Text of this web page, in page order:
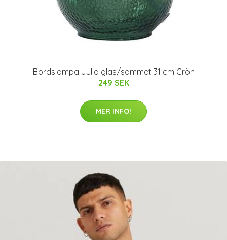
Bordslampa Julia glas/sammet 31 cm Grön
249 SEK
MER INFO!